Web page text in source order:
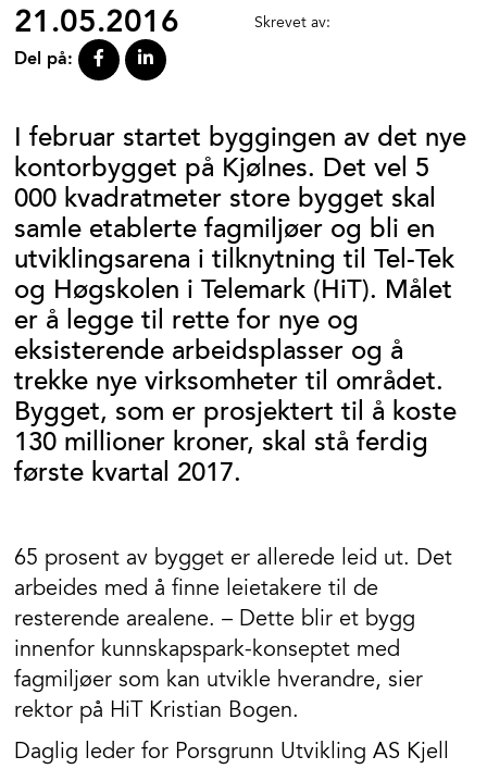
21.05.2016
Del på:
Skrevet av:
I februar startet byggingen av det nye
kontorbygget på Kjølnes. Det vel 5
000 kvadratmeter store bygget skal
samle etablerte fagmiljøer og bli en
utviklingsarena i tilknytning til Tel-Tek
og Høgskolen i Telemark (HiT). Målet
er å legge til rette for nye og
eksisterende arbeidsplasser og å
trekke nye virksomheter til området.
Bygget, som er prosjektert til å koste
130 millioner kroner, skal stå ferdig
første kvartal 2017.
65 prosent av bygget er allerede leid ut. Det
arbeides med å finne leietakere til de
resterende arealene. – Dette blir et bygg
innenfor kunnskapspark-konseptet med
fagmiljøer som kan utvikle hverandre, sier
rektor på HiT Kristian Bogen.
Daglig leder for Porsgrunn Utvikling AS Kjell